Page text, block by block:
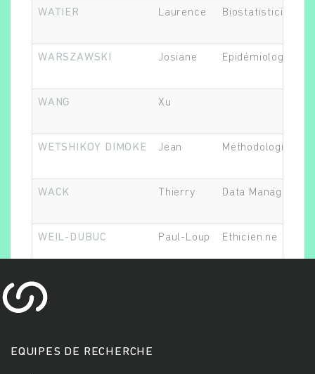
WATIER Laurence Biostatisticien.ne
WARSZAWSKI Josiane Epidémiologiste
WANG Xu
WETSHIKOY DIMOKE Jean Méthodologiste
WACK Thierry Data Manager
WEIL-DUBUC Paul-Loup Ethicien.ne
EQUIPES DE RECHERCHE